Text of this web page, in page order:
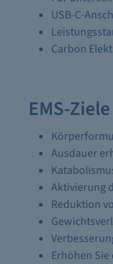
USB-C-
Carbon
EMS-
Ausdauer
Aktivierung
Reduktion
Erhöhen